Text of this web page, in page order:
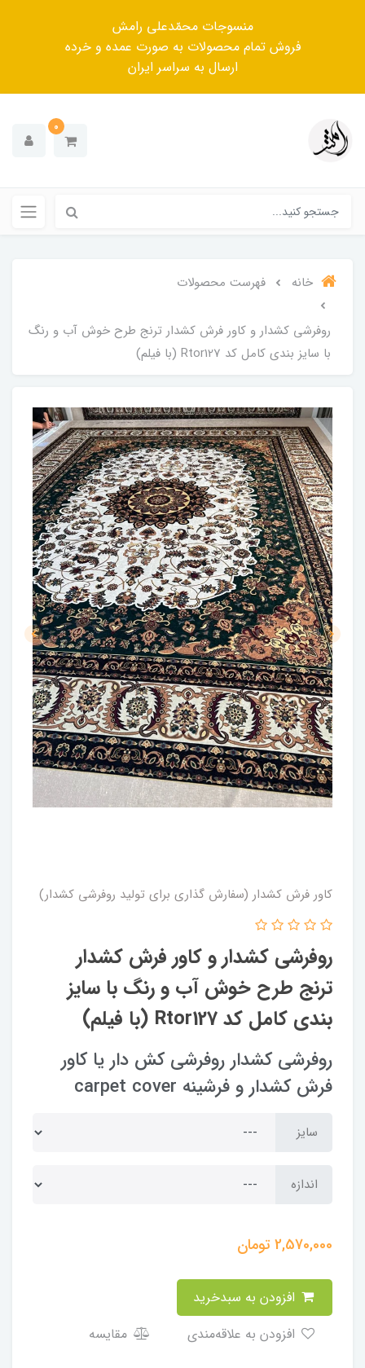
منسوجات محمّدعلی رامش
فروش تمام محصولات به صورت عمده و خرده
ارسال به سراسر ایران
0
خانه فهرست محصولات
روفرشی کشدار و کاور فرش کشدار ترنج طرح خوش آب و رنگ
با سایز بندی کامل کد Rtor127 (با فیلم)
کاور فرش کشدار (سفارش گذاری برای تولید روفرشی کشدار)
روفرشی کشدار و کاور فرش کشدار
ترنج طرح خوش آب و رنگ با سایز
بندی کامل کد Rtor127 (با فیلم)
روفرشی کشدار روفرشی کش دار یا کاور
فرش کشدار و فرشینه carpet cover
سایز
اندازه
2,570,000تومان
مقایسه